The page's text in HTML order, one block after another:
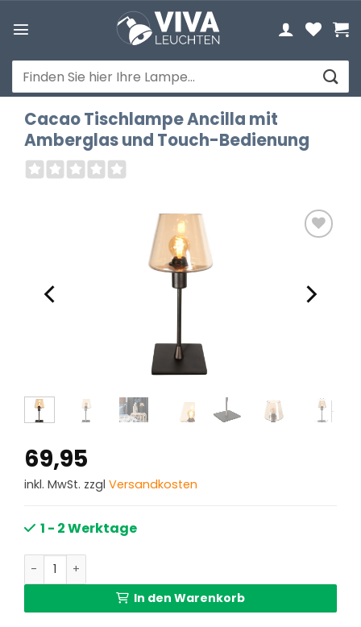
Inhalt
Suchen
nach:
Cacao Tischlampe Ancilla mit
Amberglas und Touch-Bedienung
69,95
inkl. MwSt. zzgl Versandkosten
1 - 2 Werktage
Cacao Tischlampe Ancilla mit Amberglas und Touch-
In den Warenkorb